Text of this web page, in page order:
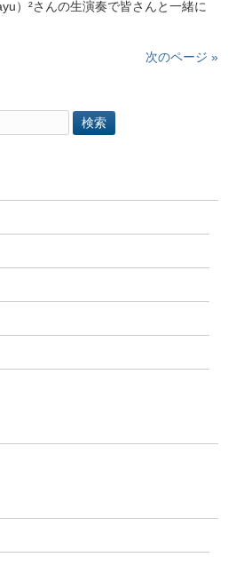
）²さんの生演奏で皆さんと一緒に
次のページ »